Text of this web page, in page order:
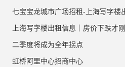
七宝宝龙城市广场招租-上海写字楼
上海写字楼出租信息｜房价下跌才刚
二季度将成为全年拐点
虹桥阿里中心招商中心